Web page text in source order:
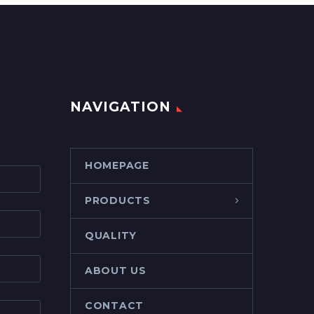
NAVIGATION
HOMEPAGE
PRODUCTS
QUALITY
ABOUT US
CONTACT